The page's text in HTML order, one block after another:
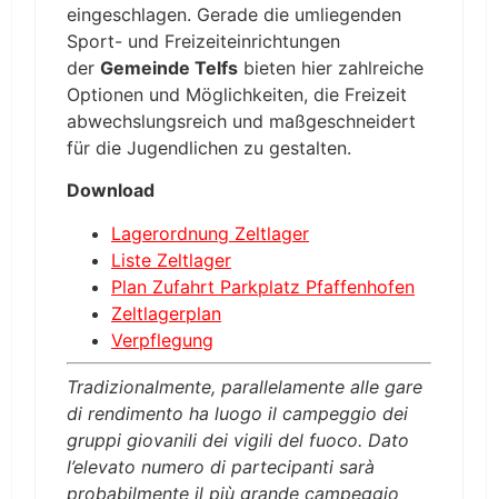
eingeschlagen. Gerade die umliegenden
Sport- und Freizeiteinrichtungen
der Gemeinde Telfs bieten hier zahlreiche
Optionen und Möglichkeiten, die Freizeit
abwechslungsreich und maßgeschneidert
für die Jugendlichen zu gestalten.
Download
Lagerordnung Zeltlager
Liste Zeltlager
Plan Zufahrt Parkplatz Pfaffenhofen
Zeltlagerplan
Verpflegung
Tradizionalmente, parallelamente alle gare
di rendimento ha luogo il campeggio dei
gruppi giovanili dei vigili del fuoco. Dato
l’elevato numero di partecipanti sarà
probabilmente il più grande campeggio